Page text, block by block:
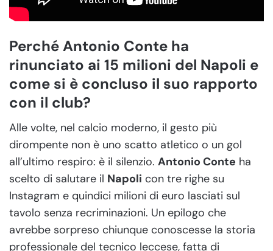
Perché Antonio Conte ha
rinunciato ai 15 milioni del Napoli e
come si è concluso il suo rapporto
con il club?
Alle volte, nel calcio moderno, il gesto più
dirompente non è uno scatto atletico o un gol
all’ultimo respiro: è il silenzio. Antonio Conte ha
scelto di salutare il Napoli con tre righe su
Instagram e quindici milioni di euro lasciati sul
tavolo senza recriminazioni. Un epilogo che
avrebbe sorpreso chiunque conoscesse la storia
professionale del tecnico leccese, fatta di